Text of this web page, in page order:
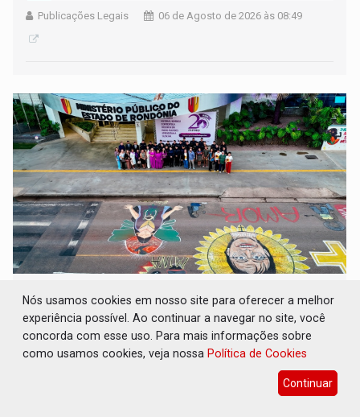
Publicações Legais 06 de Agosto de 2026 às 08:49
RUA DAS PENHAS: MPRO promove
intervenção artística pelos direitos das
mulheres
06 de Agosto de 2026 às 08:49
Grafites produzidos por artistas locais transformam a Rua
Jamari, em frente à sede do Ministério Público, em
Nós usamos cookies em nosso site para oferecer a melhor
experiência possível. Ao continuar a navegar no site, você
concorda com esse uso. Para mais informações sobre
como usamos cookies, veja nossa Política de Cookies
Continuar